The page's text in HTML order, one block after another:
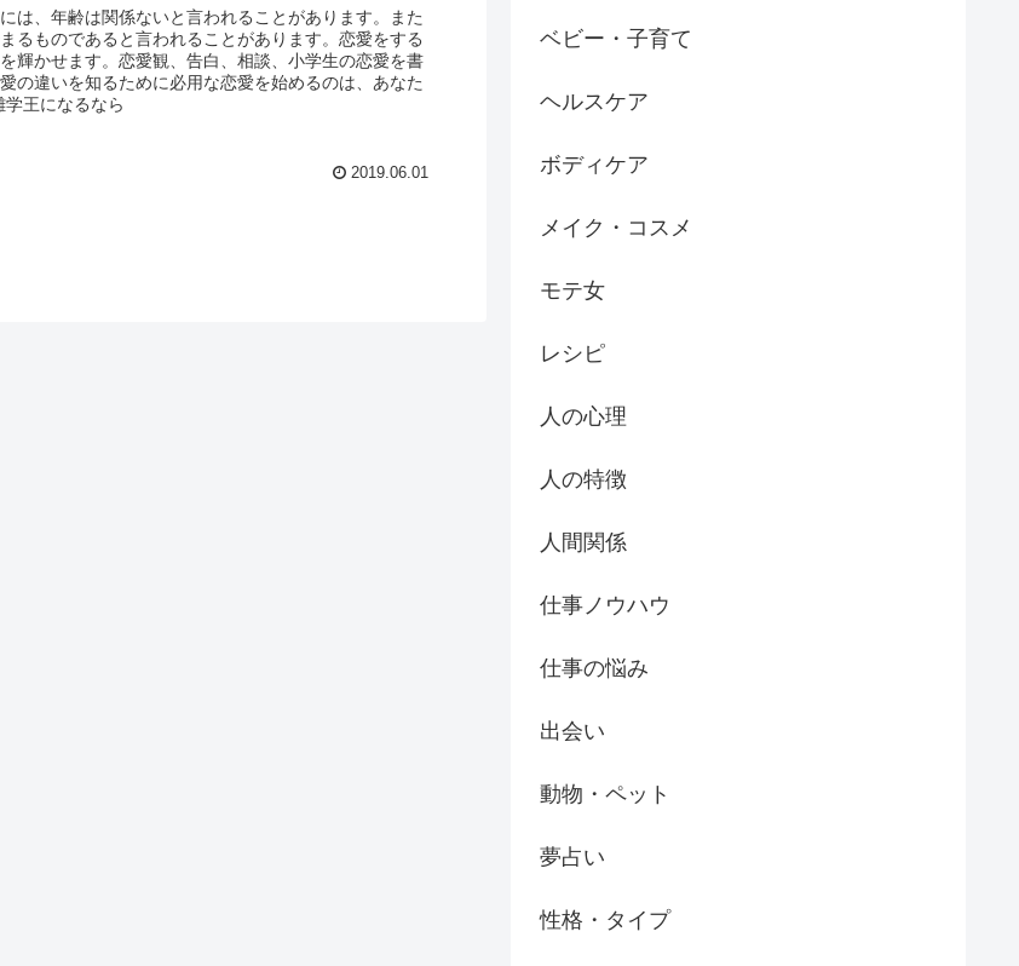
は、年齢は関係ないと言われることがあります。また
るものであると言われることがあります。恋愛をする
輝かせます。恋愛観、告白、相談、小学生の恋愛を書
の違いを知るために必用な恋愛を始めるのは、あなた
学王になるなら
2019.06.01
ベビー・子育て
ヘルスケア
ボディケア
メイク・コスメ
モテ女
レシピ
人の心理
人の特徴
人間関係
仕事ノウハウ
仕事の悩み
出会い
動物・ペット
夢占い
性格・タイプ